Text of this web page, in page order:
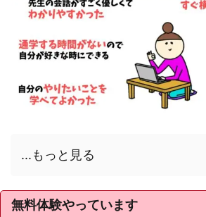
...もっと見る
無料体験やっています